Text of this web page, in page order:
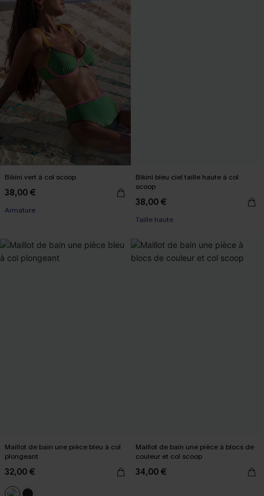
Bikini vert à col scoop
38,00 €
Armature
Bikini bleu ciel taille haute à col
scoop
38,00 €
Taille haute
Maillot de bain une pièce bleu à col
plongeant
32,00 €
Maillot de bain une pièce à blocs de
couleur et col scoop
34,00 €